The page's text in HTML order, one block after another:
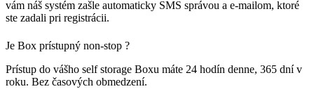
vám náš systém zašle automaticky SMS správou a e-mailom, ktoré
ste zadali pri registrácii.
Je Box prístupný non-stop ?
Prístup do vášho self storage Boxu máte 24 hodín denne, 365 dní v
roku. Bez časových obmedzení.